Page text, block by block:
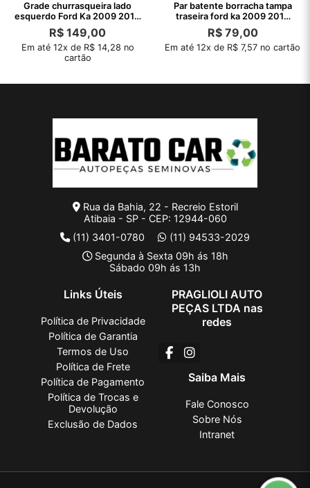
Grade churrasqueira lado
esquerdo Ford Ka 2009 2010
2011
R$ 149,00
Em até 12x de R$ 14,28 no
cartão
Par batente borracha tampa
traseira ford ka 2009 2010
2011
R$79,00
Em até 12x de R$ 7,57 no cartão
Rua da Bahia, 22 - Recreio Estoril
Atibaia - SP - CEP: 12944-060
(11) 3401-0780
(11) 94533-2029
Segunda à Sexta 09h ás 18h
Sábado 09h ás 13h
Links Úteis
Política de Privacidade
Política de Garantia
Termos de Uso
Política de Frete
Política de Pagamento
Política de Trocas e
Devolução
Exclusão de Dados
PRAGLIOLI AUTO
PEÇAS LTDA nas
redes
Saiba Mais
Fale Conosco
Sobre Nós
Intranet